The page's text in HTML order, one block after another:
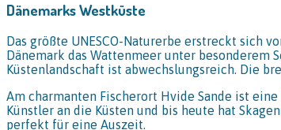
Dänemarks Westküste
Das größte UNESCO-Naturerbe erstreckt sich
Dänemark das Wattenmeer unter besonderem
Küstenlandschaft ist abwechslungsreich. Die
Am charmanten Fischerort Hvide Sande ist
Künstler an die Küsten und bis heute hat
perfekt für eine Auszeit.